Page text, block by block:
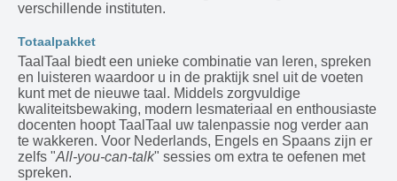
verschillende instituten.
Totaalpakket
TaalTaal biedt een unieke combinatie van leren, spreken
en luisteren waardoor u in de praktijk snel uit de voeten
kunt met de nieuwe taal. Middels zorgvuldige
kwaliteitsbewaking, modern lesmateriaal en enthousiaste
docenten hoopt TaalTaal uw talenpassie nog verder aan
te wakkeren. Voor Nederlands, Engels en Spaans zijn er
zelfs "All-you-can-talk" sessies om extra te oefenen met
spreken.